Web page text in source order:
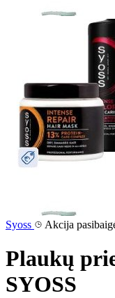
Syoss Akcija
Plaukų
SYOSS